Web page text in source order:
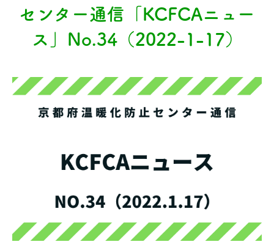
センター通信「KCFCAニュー
ス」No.34（2022-1-17）